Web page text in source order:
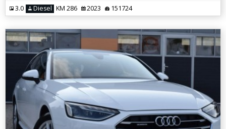
3.0 Diesel KM 286 2023 151724